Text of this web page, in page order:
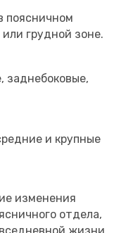
поясничном
грудной зоне.
заднебоковые,
и крупные
изменения
отдела,
жизни